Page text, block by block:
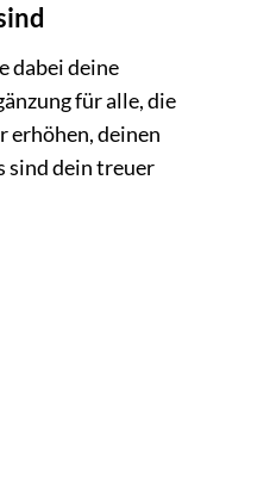
dabei deine
für alle, die
erhöhen, deinen
sind dein treuer